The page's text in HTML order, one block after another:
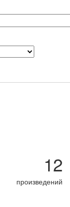
12
произведений